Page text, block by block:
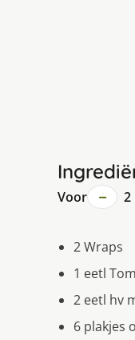
Voor − 2
2 Wraps
1 eetl
2 eetl hv
6 plakjes